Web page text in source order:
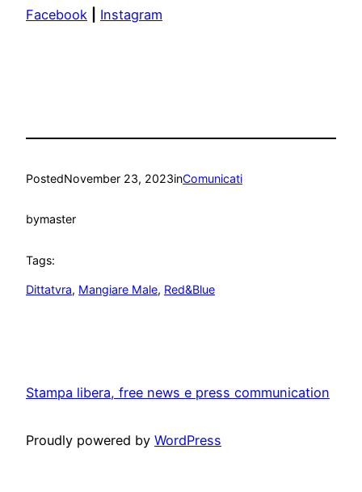
Facebook Instagram
PostedNovember 23, 2023inComunicati
bymaster
Tags:
Dittatvra, Mangiare Male, Red&Blue
Stampa libera, free news e press communication
Proudly powered by WordPress